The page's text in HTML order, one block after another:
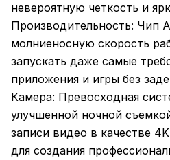
невероятную четкость и
Производительность: Чип
молниеносную скорость
запускать даже самые
приложения и игры без
Камера: Превосходная
улучшенной ночной
записи видео в качестве
для создания